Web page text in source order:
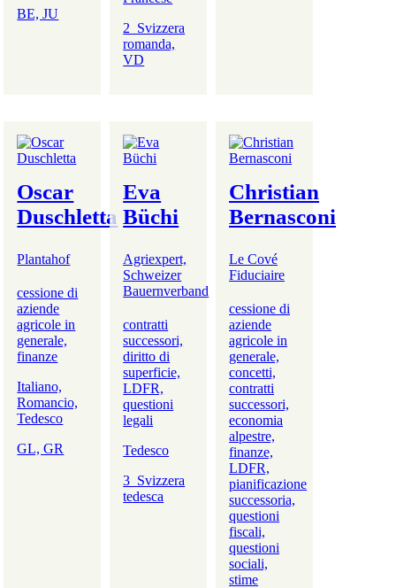
BE, JU
2_Svizzera
romanda,
VD
Oscar
Duschletta
Plantahof
cessione di
aziende
agricole in
generale,
finanze
Italiano,
Romancio,
Tedesco
GL, GR
Eva
Büchi
Agriexpert,
Schweizer
Bauernverband
contratti
successori,
diritto di
superficie,
LDFR,
questioni
legali
Tedesco
3_Svizzera
tedesca
Christian
Bernasconi
Le Cové
Fiduciaire
cessione di
aziende
agricole in
generale,
concetti,
contratti
successori,
economia
alpestre,
finanze,
LDFR,
pianificazione
successoria,
questioni
fiscali,
questioni
sociali,
stime